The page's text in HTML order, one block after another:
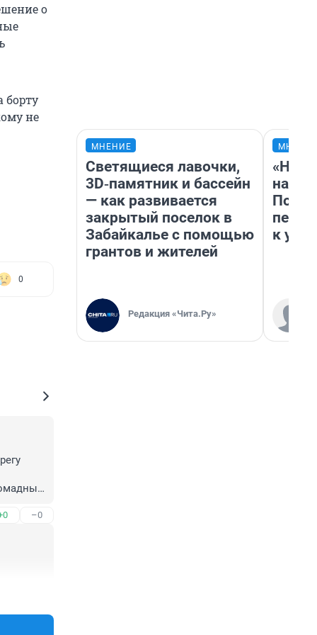
о
борту
не
0
–0
МНЕНИЕ
Светящиеся лавочки,
3D‑памятник и бассейн
— как развивается
закрытый поселок в
Забайкалье с помощью
грантов и жителей
Редакция «Чита.Ру»
надо
к